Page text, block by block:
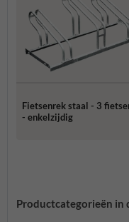
Fietsenrek staal - 3
- enkelzijdig
Productcategorieën in